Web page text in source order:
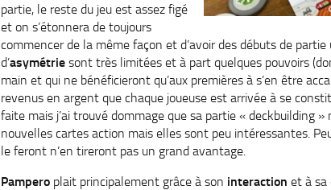
partie, le reste du jeu est assez figé
et on s’étonnera de toujours
commencer de la même façon et d’avoir des débuts de
d’asymétrie sont très limitées et à part quelques pouvoirs
main et qui ne bénéficieront qu’aux premières à s’en être
revenus en argent que chaque joueuse est arrivée à se
faite mais j’ai trouvé dommage que sa partie « deckbuilding
nouvelles cartes action mais elles sont peu intéressantes.
le feront n’en tireront pas un grand avantage.
Pampero plait principalement grâce à son interaction et à sa